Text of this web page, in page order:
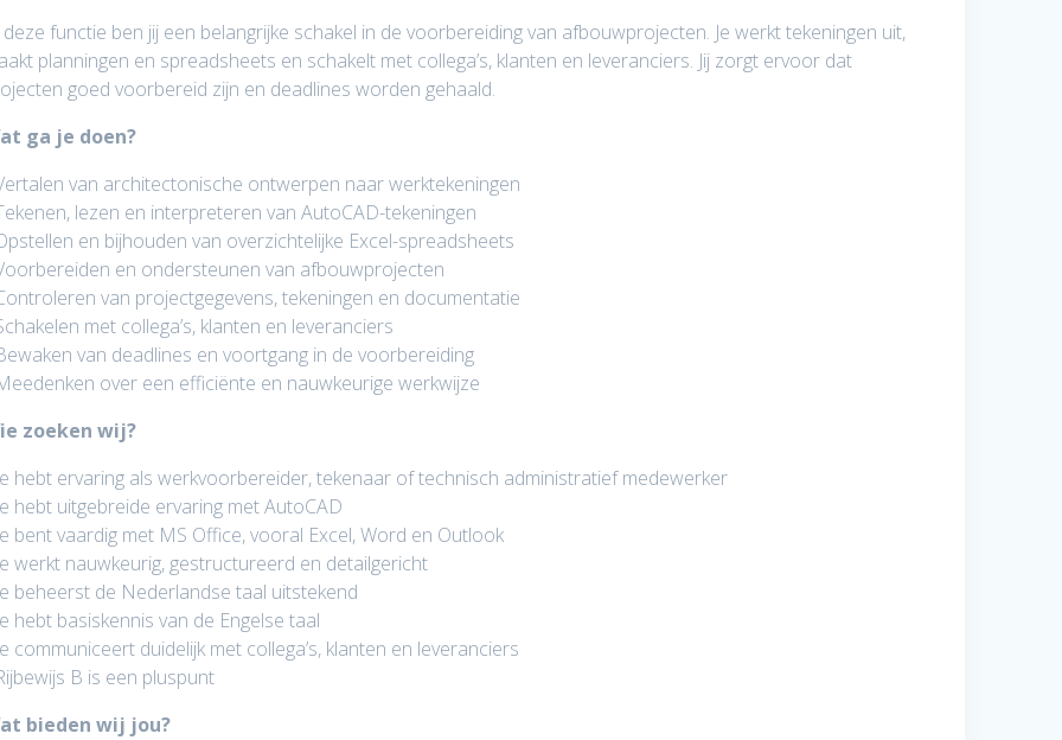
deze functie ben jij een belangrijke schakel in de voorbereiding van afbouwprojecten. Je werkt tekeningen uit,
planningen en spreadsheets en schakelt met collega’s, klanten en leveranciers. Jij zorgt ervoor dat
goed voorbereid zijn en deadlines worden gehaald.
ga je doen?
van architectonische ontwerpen naar werktekeningen
lezen en interpreteren van AutoCAD-tekeningen
en bijhouden van overzichtelijke Excel-spreadsheets
en ondersteunen van afbouwprojecten
van projectgegevens, tekeningen en documentatie
met collega’s, klanten en leveranciers
van deadlines en voortgang in de voorbereiding
over een efficiënte en nauwkeurige werkwijze
zoeken wij?
hebt ervaring als werkvoorbereider, tekenaar of technisch administratief medewerker
hebt uitgebreide ervaring met AutoCAD
bent vaardig met MS Office, vooral Excel, Word en Outlook
werkt nauwkeurig, gestructureerd en detailgericht
beheerst de Nederlandse taal uitstekend
hebt basiskennis van de Engelse taal
communiceert duidelijk met collega’s, klanten en leveranciers
B is een pluspunt
bieden wij jou?